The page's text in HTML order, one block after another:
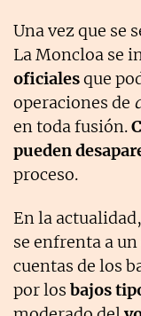
Una vez que se
La Moncloa se
oficialesque
operaciones de
en toda fusión.
pueden
proceso.
En la
se enfrenta a
cuentas de los
por los bajos